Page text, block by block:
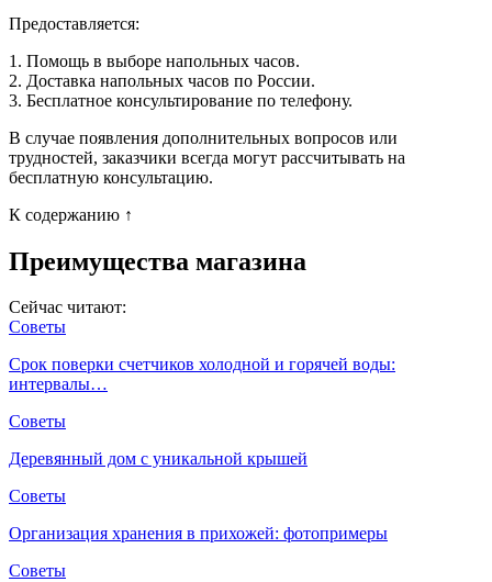
Предоставляется:
1. Помощь в выборе напольных часов.
2. Доставка напольных часов по России.
3. Бесплатное консультирование по телефону.
В случае появления дополнительных вопросов или
трудностей, заказчики всегда могут рассчитывать на
бесплатную консультацию.
К содержанию ↑
Преимущества магазина
Сейчас читают:
Советы
Срок поверки счетчиков холодной и горячей воды:
интервалы…
Советы
Деревянный дом с уникальной крышей
Советы
Организация хранения в прихожей: фотопримеры
Советы